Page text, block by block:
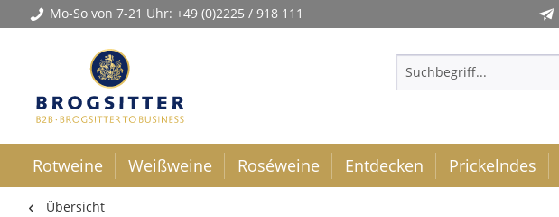
Mo-So von 7-21 Uhr: +49 (0)2225 / 918 111
Rotweine Weißweine Roséweine Entdecken Prickelndes
Übersicht